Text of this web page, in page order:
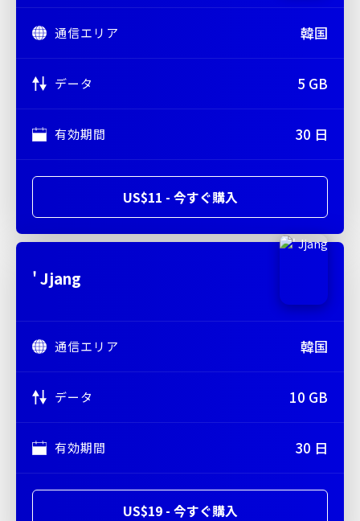
通信エリア 韓国
データ 5 GB
有効期間 30 日
US$11 - 今すぐ購入
' Jjang
通信エリア 韓国
データ 10 GB
有効期間 30 日
US$19 - 今すぐ購入